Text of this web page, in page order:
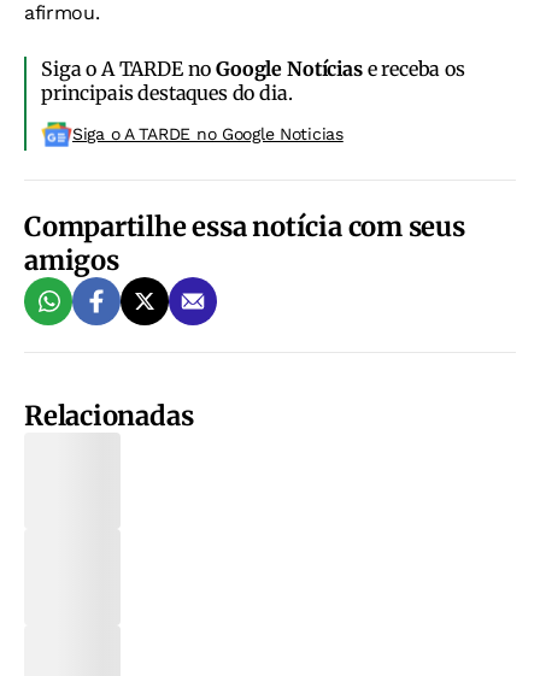
afirmou.
Siga o A TARDE noGoogle Notíciase receba os
principais destaques do dia.
Siga o A TARDE no Google Noticias
Compartilhe essa notícia com seus
amigos
Relacionadas